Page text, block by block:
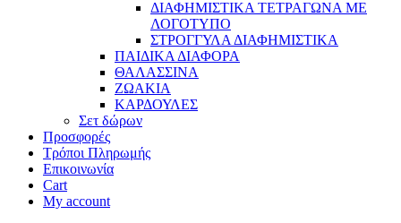
ΔΙΑΦΗΜΙΣΤΙΚΑ ΤΕΤΡΑΓΩΝΑ ΜΕ
ΛΟΓΟΤΥΠΟ
ΣΤΡΟΓΓΥΛΑ ΔΙΑΦΗΜΙΣΤΙΚΑ
ΠΑΙΔΙΚΑ ΔΙΑΦΟΡΑ
ΘΑΛΑΣΣΙΝΑ
ΖΩΑΚΙΑ
ΚΑΡΔΟΥΛΕΣ
Σετ δώρων
Προσφορές
Τρόποι Πληρωμής
Επικοινωνία
Cart
My account